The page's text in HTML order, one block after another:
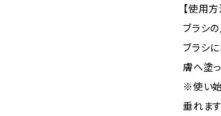
【使用方
ブラシ
ブラシ
膚へ塗っ
※使い始
垂れま